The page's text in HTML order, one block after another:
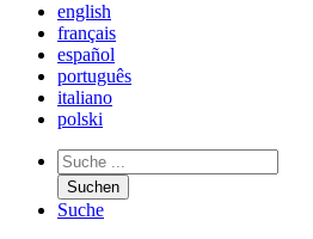
english
français
español
português
italiano
polski
Suchen
Suche